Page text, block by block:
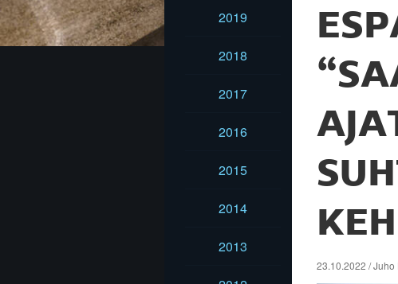
2019
2018
2017
2016
2015
2014
2013
23.10.2022 /